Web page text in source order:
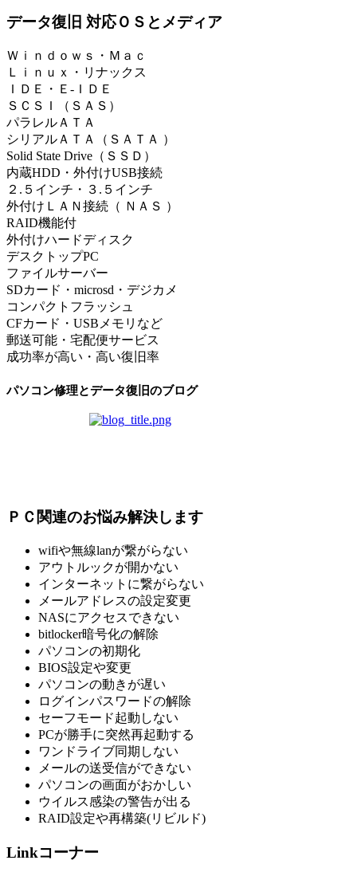
データ復旧 対応ＯＳとメディア
Ｗｉｎｄｏｗｓ・Ｍａｃ
Ｌｉｎｕｘ・リナックス
ＩＤＥ・Ｅ-ＩＤＥ
ＳＣＳＩ（ＳＡＳ）
パラレルＡＴＡ
シリアルＡＴＡ（ＳＡＴＡ ）
Solid State Drive（ＳＳＤ）
内蔵HDD・外付けUSB接続
２.５インチ・３.５インチ
外付けＬＡＮ接続（ ＮＡＳ ）
RAID機能付
外付けハードディスク
デスクトップPC
ファイルサーバー
SDカード・microsd・デジカメ
コンパクトフラッシュ
CFカード・USBメモリなど
郵送可能・宅配便サービス
成功率が高い・高い復旧率
パソコン修理とデータ復旧のブログ
ＰＣ関連のお悩み解決します
wifiや無線lanが繋がらない
アウトルックが開かない
インターネットに繋がらない
メールアドレスの設定変更
NASにアクセスできない
bitlocker暗号化の解除
パソコンの初期化
BIOS設定や変更
パソコンの動きが遅い
ログインパスワードの解除
セーフモード起動しない
PCが勝手に突然再起動する
ワンドライブ同期しない
メールの送受信ができない
パソコンの画面がおかしい
ウイルス感染の警告が出る
RAID設定や再構築(リビルド)
Linkコーナー